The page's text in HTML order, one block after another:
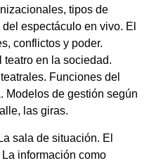
tipos de
espectáculo en vivo. El
conflictos y poder.
en la sociedad.
Funciones del
Modelos de gestión según
las giras.
sala de situación. El
información como